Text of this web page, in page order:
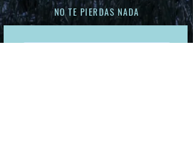
NO TE PIERDAS NADA